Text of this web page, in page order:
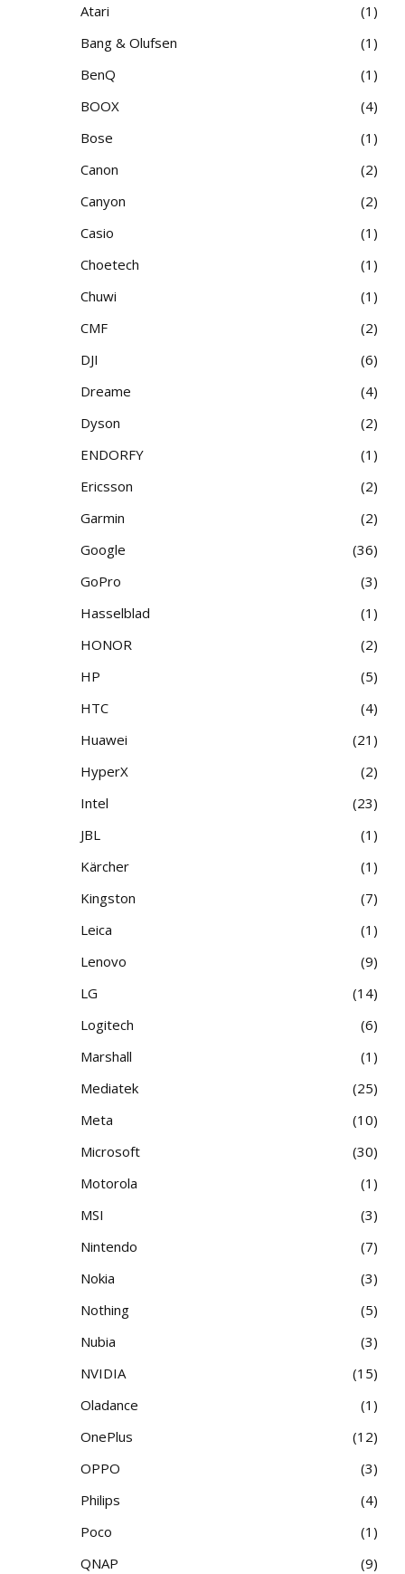
Atari
1
Bang & Olufsen
1
BenQ
1
BOOX
4
Bose
1
Canon
2
Canyon
2
Casio
1
Choetech
1
Chuwi
1
CMF
2
DJI
6
Dreame
4
Dyson
2
ENDORFY
1
Ericsson
2
Garmin
2
Google
36
GoPro
3
Hasselblad
1
HONOR
2
HP
5
HTC
4
Huawei
21
HyperX
2
Intel
23
JBL
1
Kärcher
1
Kingston
7
Leica
1
Lenovo
9
LG
14
Logitech
6
Marshall
1
Mediatek
25
Meta
10
Microsoft
30
Motorola
1
MSI
3
Nintendo
7
Nokia
3
Nothing
5
Nubia
3
NVIDIA
15
Oladance
1
OnePlus
12
OPPO
3
Philips
4
Poco
1
QNAP
9